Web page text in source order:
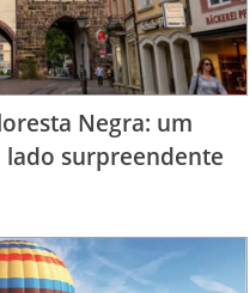
Negra: um
surpreendente